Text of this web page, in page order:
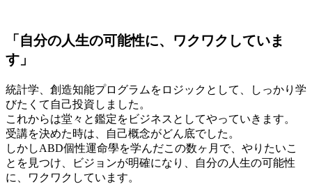
「自分の人生の可能性に、ワクワクしていま
す」
統計学、創造知能プログラムをロジックとして、しっかり学
びたくて自己投資しました。
これからは堂々と鑑定をビジネスとしてやっていきます。
受講を決めた時は、自己概念がどん底でした。
しかしABD個性運命學を学んだこの数ヶ月で、やりたいこ
とを見つけ、ビジョンが明確になり、自分の人生の可能性
に、ワクワクしています。